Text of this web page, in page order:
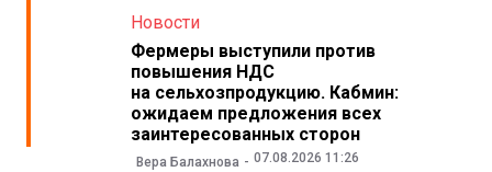
Новости
Фермеры выступили против
повышения НДС
на сельхозпродукцию. Кабмин:
ожидаем предложения всех
заинтересованных сторон
Вера Балахнова 07.08.2026 11:26